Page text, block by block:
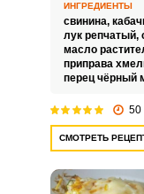
ИНГРЕДИЕНТЫ
свинина,
лук репчатый,
масло
приправа
перец чёрный
50
СМОТРЕТЬ